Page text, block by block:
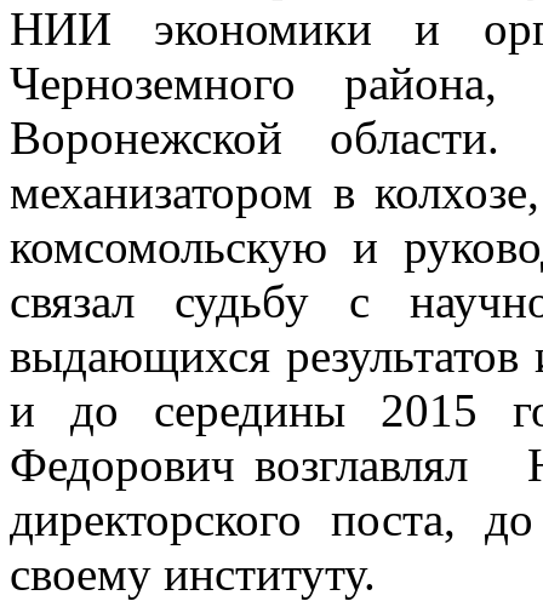
НИИ экономики и
Черноземного
Воронежской
механизатором в
комсомольскую и
связал судьбу с
выдающихся
и до середины 2015
Федорович
директорского поста,
своему институту.